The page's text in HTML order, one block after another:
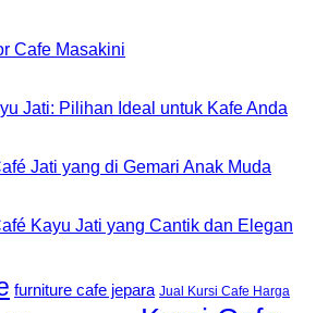
Cafe Masakini
Jati: Pilihan Ideal untuk Kafe Anda
Jati yang di Gemari Anak Muda
Kayu Jati yang Cantik dan Elegan
furniture cafe jepara Jual Kursi Cafe Harga